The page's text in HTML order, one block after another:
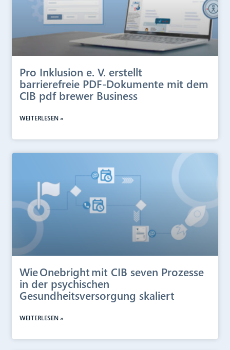
Pro Inklusion e. V. erstellt
barrierefreie PDF-Dokumente mit dem
CIB pdf brewer Business
WEITERLESEN »
Wie Onebright mit CIB seven Prozesse
in der psychischen
Gesundheitsversorgung skaliert
WEITERLESEN »